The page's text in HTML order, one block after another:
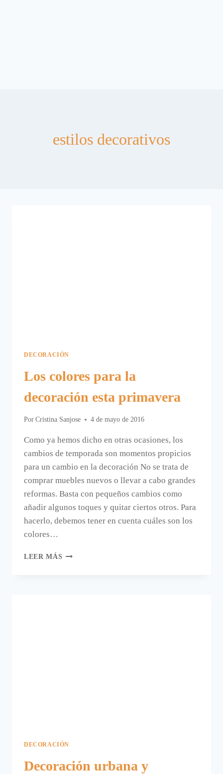
estilos decorativos
DECORACIÓN
Los colores para la
decoración esta primavera
Por Cristina Sanjose 4 de mayo de 2016
Como ya hemos dicho en otras ocasiones, los
cambios de temporada son momentos propicios
para un cambio en la decoración No se trata de
comprar muebles nuevos o llevar a cabo grandes
reformas. Basta con pequeños cambios como
añadir algunos toques y quitar ciertos otros. Para
hacerlo, debemos tener en cuenta cuáles son los
colores…
LEER MÁS LOS
DECORACIÓN
Decoración urbana y